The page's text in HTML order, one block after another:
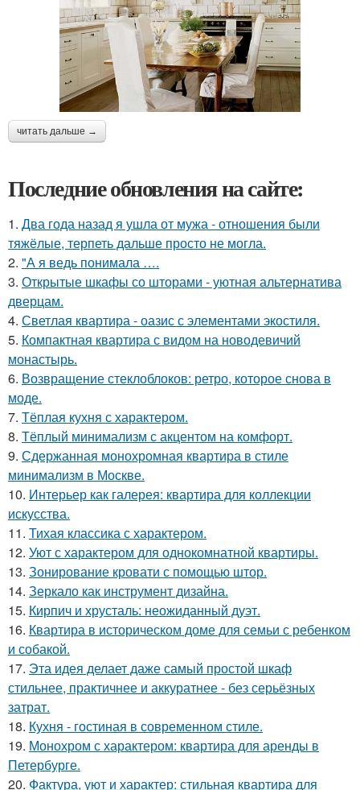
читать дальше →
Последние обновления на сайте:
1. Два года назад я ушла от мужа - отношения были
тяжёлые, терпеть дальше просто не могла.
2. "А я ведь понимала ….
3. Открытые шкафы со шторами - уютная альтернатива
дверцам.
4. Светлая квартира - оазис с элементами экостиля.
5. Компактная квартира с видом на новодевичий
монастырь.
6. Возвращение стеклоблоков: ретро, которое снова в
моде.
7. Тёплая кухня с характером.
8. Тёплый минимализм с акцентом на комфорт.
9. Сдержанная монохромная квартира в стиле
минимализм в Москве.
10. Интерьер как галерея: квартира для коллекции
искусства.
11. Тихая классика с характером.
12. Уют с характером для однокомнатной квартиры.
13. Зонирование кровати с помощью штор.
14. Зеркало как инструмент дизайна.
15. Кирпич и хрусталь: неожиданный дуэт.
16. Квартира в историческом доме для семьи с ребенком
и собакой.
17. Эта идея делает даже самый простой шкаф
стильнее, практичнее и аккуратнее - без серьёзных
затрат.
18. Кухня - гостиная в современном стиле.
19. Монохром с характером: квартира для аренды в
Петербурге.
20. Фактура, уют и характер: стильная квартира для